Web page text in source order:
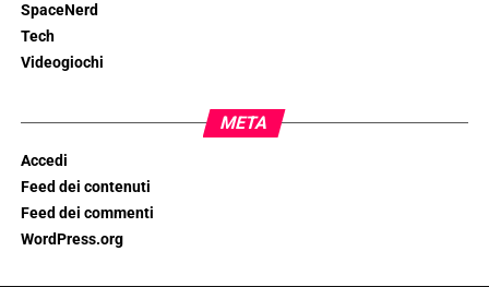
SpaceNerd
Tech
Videogiochi
META
Accedi
Feed dei contenuti
Feed dei commenti
WordPress.org